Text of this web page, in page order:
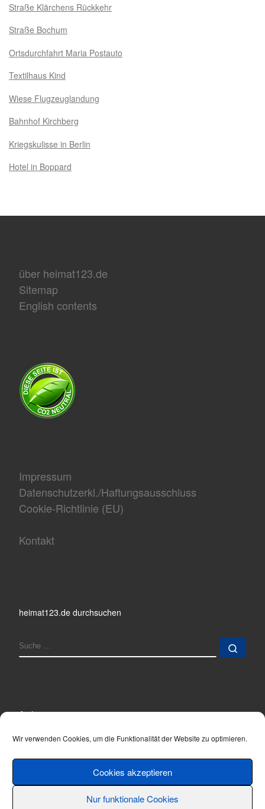
Wir verwenden Cookies, um die Funktionalität der Website zu optimieren.
Cookies akzeptieren
Nur funktionale Cookies
Straße Klärchens Rückkehr
Straße Bochum
Ortsdurchfahrt Maria Postauto
Textilhaus Kind
Wiese Flugzeuglandung
Bahnhof Kirchberg
Kriegskulisse in Berlin
Hotel in Boppard
über heimat123.de
Sitemap
English contents
Impressum
Datenschutzerkl./Haftungsausschluss
Cookie-Richtlinie (EU)
Kontakt
heimat123.de durchsuchen
SUCHE
Archiv